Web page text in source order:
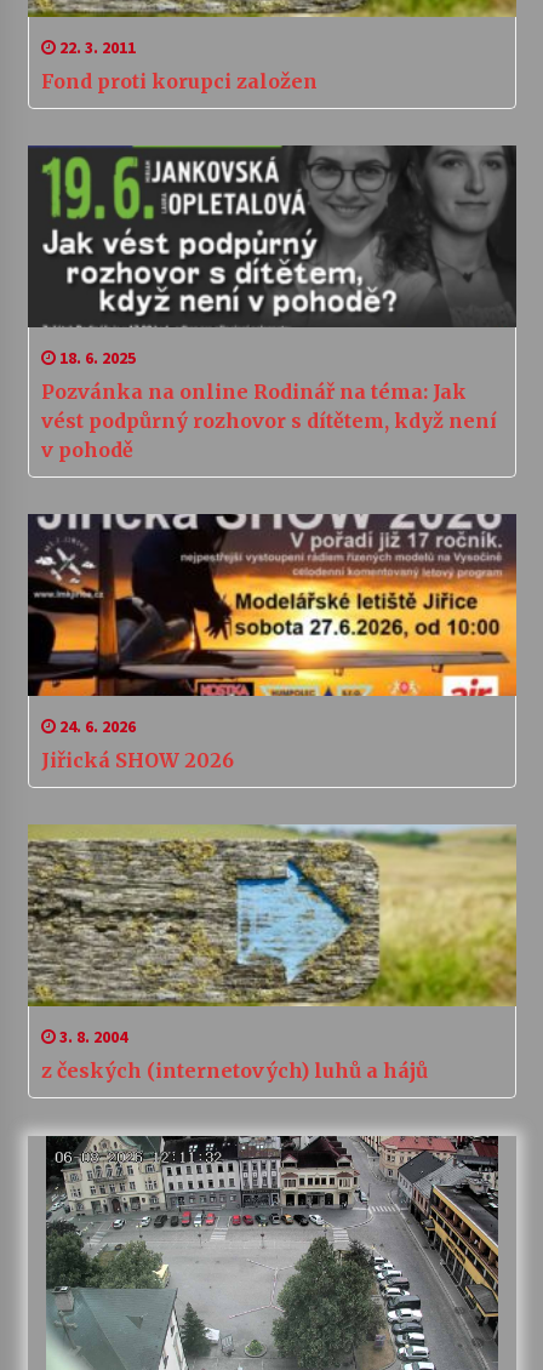
22. 3. 2011
Fond proti korupci založen
18. 6. 2025
Pozvánka na online Rodinář na téma: Jak
vést podpůrný rozhovor s dítětem, když není
v pohodě
24. 6. 2026
Jiřická SHOW 2026
3. 8. 2004
z českých (internetových) luhů a hájů